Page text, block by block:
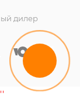
дилер